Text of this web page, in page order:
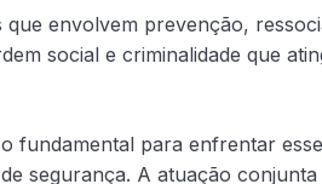
envolvem prevenção,
social e criminalidade que
fundamental para enfrentar
segurança. A atuação